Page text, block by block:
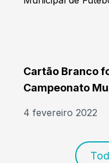
Cartão Branco
Campeonato
4 fevereiro 2022